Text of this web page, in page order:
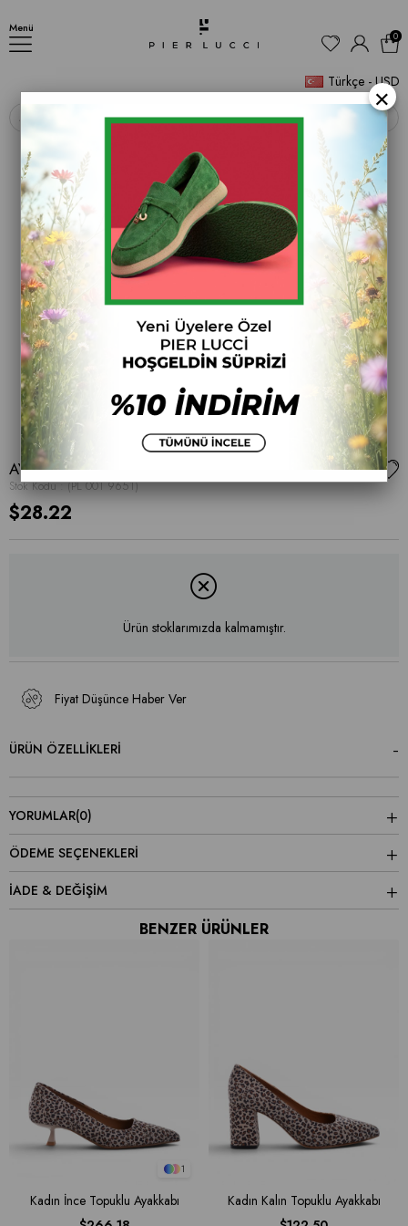
Menü
Türkçe - USD
0
‹ ›
AYAKKABI
Stok Kodu (PL 001 9651)
$28.22
Ürün stoklarımızda kalmamıştır.
Fiyat Düşünce Haber Ver
ÜRÜN ÖZELLIKLERI
YORUMLAR(0)
ÖDEME SEÇENEKLERI
İADE & DEĞİŞİM
BENZER ÜRÜNLER
1
Kadın İnce Topuklu Ayakkabı
Kadın Kalın Topuklu Ayakkabı
×